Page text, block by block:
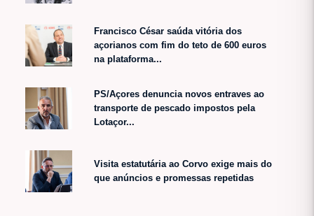
Francisco César saúda vitória dos
açorianos com fim do teto de 600 euros
na plataforma...
PS/Açores denuncia novos entraves ao
transporte de pescado impostos pela
Lotaçor...
Visita estatutária ao Corvo exige mais do
que anúncios e promessas repetidas